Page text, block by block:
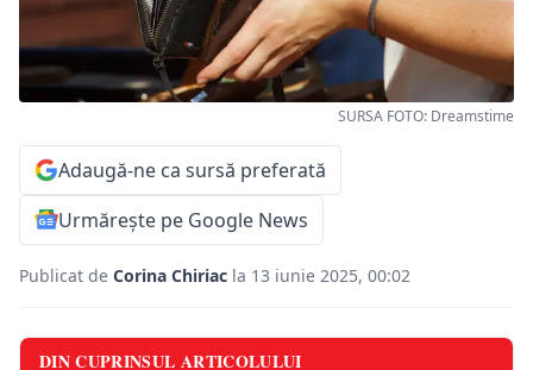
SURSA FOTO: Dreamstime
Adaugă-ne ca sursă preferată
Urmărește pe Google News
Publicat de Corina Chiriac la 13 iunie 2025, 00:02
DIN CUPRINSUL ARTICOLULUI